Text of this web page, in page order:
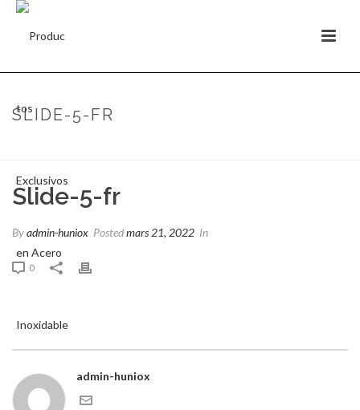
SLIDE-5-FR
Slide-5-fr
Byadmin-huniox Postedmars 21, 2022 In
0
admin-huniox